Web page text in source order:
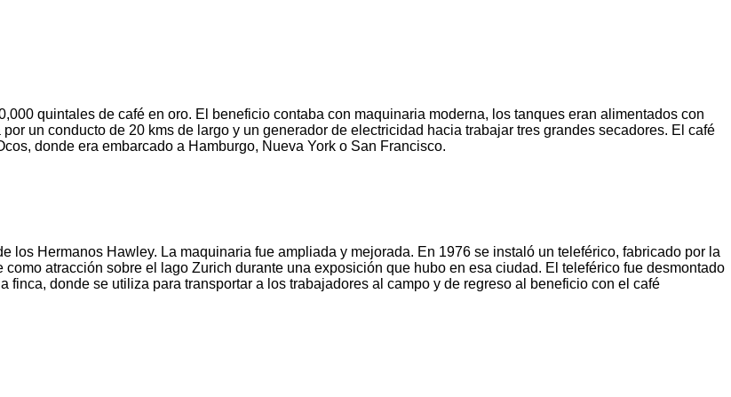
quintales de café en oro. El beneficio contaba con maquinaria moderna, los tanques eran alimentados con
un conducto de 20 kms de largo y un generador de electricidad hacia trabajar tres grandes secadores. El café
donde era embarcado a Hamburgo, Nueva York o San Francisco.
los Hermanos Hawley. La maquinaria fue ampliada y mejorada. En 1976 se instaló un teleférico, fabricado por la
atracción sobre el lago Zurich durante una exposición que hubo en esa ciudad. El teleférico fue desmontado
donde se utiliza para transportar a los trabajadores al campo y de regreso al beneficio con el café